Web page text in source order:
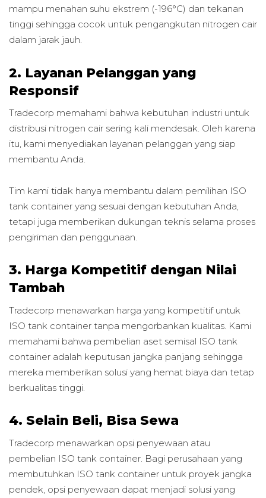
mampu menahan suhu ekstrem (-196°C) dan tekanan
tinggi sehingga cocok untuk pengangkutan nitrogen cair
dalam jarak jauh.
2. Layanan Pelanggan yang
Responsif
Tradecorp memahami bahwa kebutuhan industri untuk
distribusi nitrogen cair sering kali mendesak. Oleh karena
itu, kami menyediakan layanan pelanggan yang siap
membantu Anda.
Tim kami tidak hanya membantu dalam pemilihan ISO
tank container yang sesuai dengan kebutuhan Anda,
tetapi juga memberikan dukungan teknis selama proses
pengiriman dan penggunaan.
3. Harga Kompetitif dengan Nilai
Tambah
Tradecorp menawarkan harga yang kompetitif untuk
ISO tank container tanpa mengorbankan kualitas. Kami
memahami bahwa pembelian aset semisal ISO tank
container adalah keputusan jangka panjang sehingga
mereka memberikan solusi yang hemat biaya dan tetap
berkualitas tinggi.
4. Selain Beli, Bisa Sewa
Tradecorp menawarkan opsi penyewaan atau
pembelian ISO tank container. Bagi perusahaan yang
membutuhkan ISO tank container untuk proyek jangka
pendek, opsi penyewaan dapat menjadi solusi yang